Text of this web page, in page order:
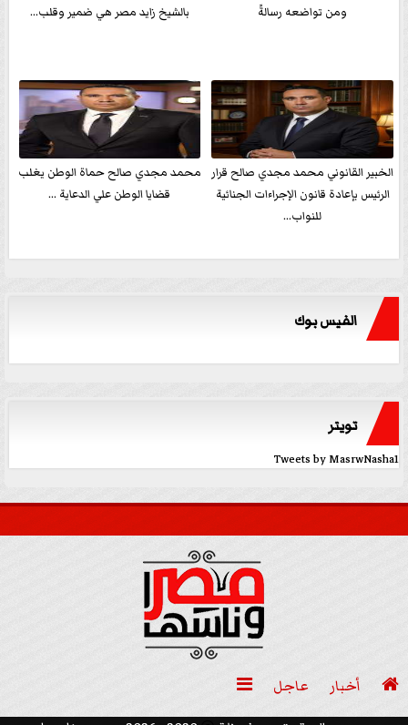
ومن تواضعه رسالةً
بالشيخ زايد مصر هي ضمير وقلب...
الخبير القانوني محمد مجدي صالح قرار
الرئيس بإعادة قانون الإجراءات الجنائية
للنواب...
محمد مجدي صالح حماة الوطن يغلب
قضايا الوطن علي الدعاية ...
الفيس بوك
تويتر
Tweets by MasrwNasha1
 أخبار عاجل
